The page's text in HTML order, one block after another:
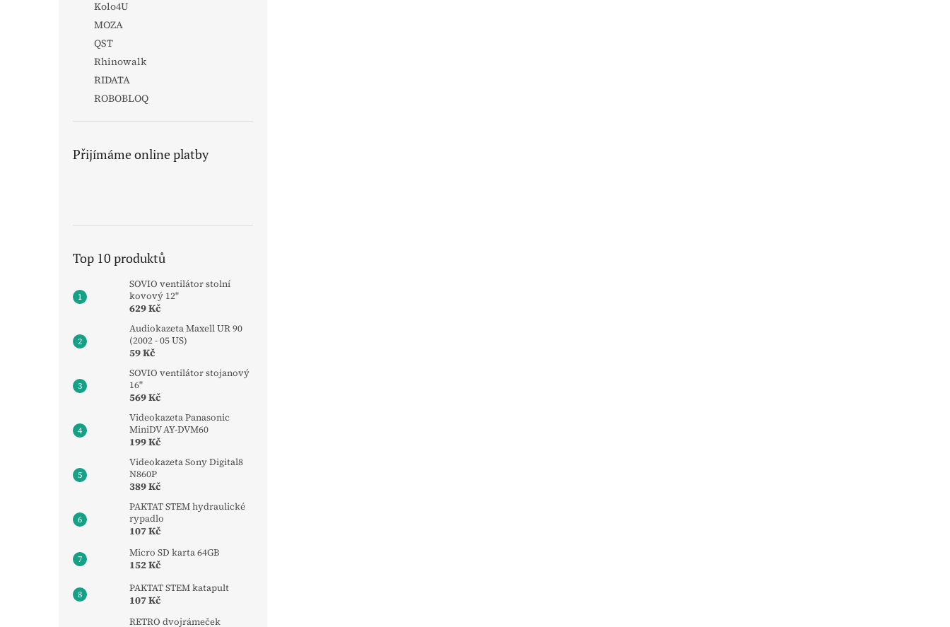
Kolo4U
MOZA
QST
Rhinowalk
RIDATA
ROBOBLOQ
Přijímáme online platby
Top 10 produktů
SOVIO ventilátor stolní
kovový 12"
629 Kč
Audiokazeta Maxell UR 90
(2002 - 05 US)
59 Kč
SOVIO ventilátor stojanový
16"
569 Kč
Videokazeta Panasonic
MiniDV AY-DVM60
199 Kč
Videokazeta Sony Digital8
N860P
389 Kč
PAKTAT STEM hydraulické
rypadlo
107 Kč
Micro SD karta 64GB
152 Kč
PAKTAT STEM katapult
107 Kč
RETRO dvojrámeček